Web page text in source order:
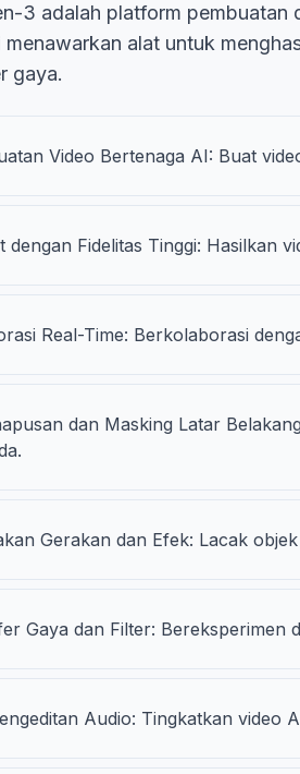
3 adalah platform
menawarkan alat untuk
gaya.
Video Bertenaga AI: Buat
dengan Fidelitas Tinggi: Hasilkan
Real-Time: Berkolaborasi
dan Masking Latar
Gerakan dan Efek: Lacak
Gaya dan Filter: Bereksperimen
Audio: Tingkatkan video